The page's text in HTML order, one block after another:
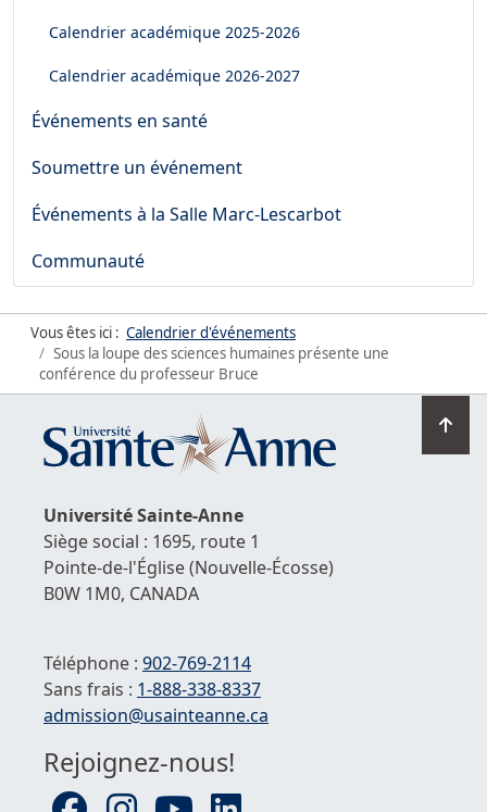
Calendrier académique 2025-2026
Calendrier académique 2026-2027
Événements en santé
Soumettre un événement
Événements à la Salle Marc-Lescarbot
Communauté
Vous êtes ici : Calendrier d'événements
Sous la loupe des sciences humaines présente une
conférence du professeur Bruce
en
UniversitéSainte-Anne
Siège social : 1695, route 1
Pointe-de-l'Église(Nouvelle-Écosse)
B0W 1M0, CANADA
Téléphone : 902-769-2114
Sans frais : 1-888-338-8337
Courriel :
admission@usainteanne.ca
Rejoignez-nous!